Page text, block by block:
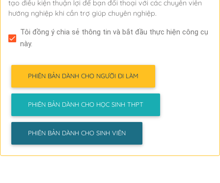
tạo điều kiện thuận lợi để bạn đối thoại với các chuyên viên
hướng nghiệp khi cần trợ giúp chuyên nghiệp.
Tôi đồng ý chia sẻ thông tin và bắt đầu thực hiện công cụ
này.
PHIÊN BẢN DÀNH CHO NGƯỜI ĐI LÀM
PHIÊN BẢN DÀNH CHO HỌC SINH THPT
PHIÊN BẢN DÀNH CHO SINH VIÊN